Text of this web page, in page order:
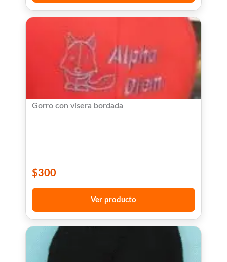
Gorro con visera bordada
$300
Ver producto